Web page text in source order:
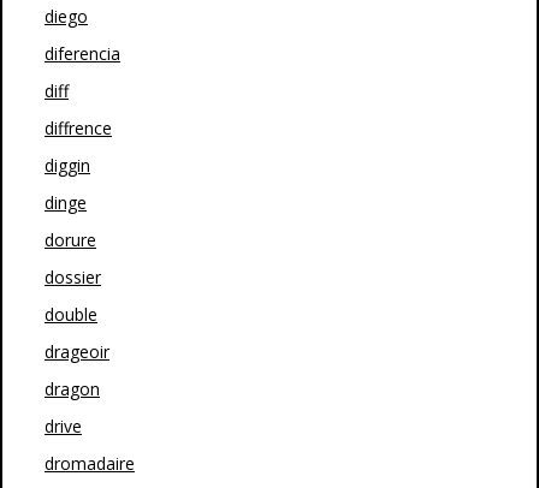
diego
diferencia
diff
diffrence
diggin
dinge
dorure
dossier
double
drageoir
dragon
drive
dromadaire